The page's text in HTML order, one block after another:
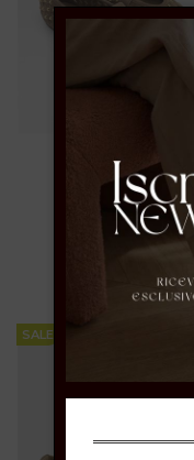
mormora
37
€ 65.40
SALE